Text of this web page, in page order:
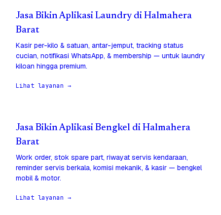
Jasa Bikin Aplikasi Laundry di Halmahera
Barat
Kasir per-kilo & satuan, antar-jemput, tracking status
cucian, notifikasi WhatsApp, & membership — untuk laundry
kiloan hingga premium.
Lihat layanan →
Jasa Bikin Aplikasi Bengkel di Halmahera
Barat
Work order, stok spare part, riwayat servis kendaraan,
reminder servis berkala, komisi mekanik, & kasir — bengkel
mobil & motor.
Lihat layanan →